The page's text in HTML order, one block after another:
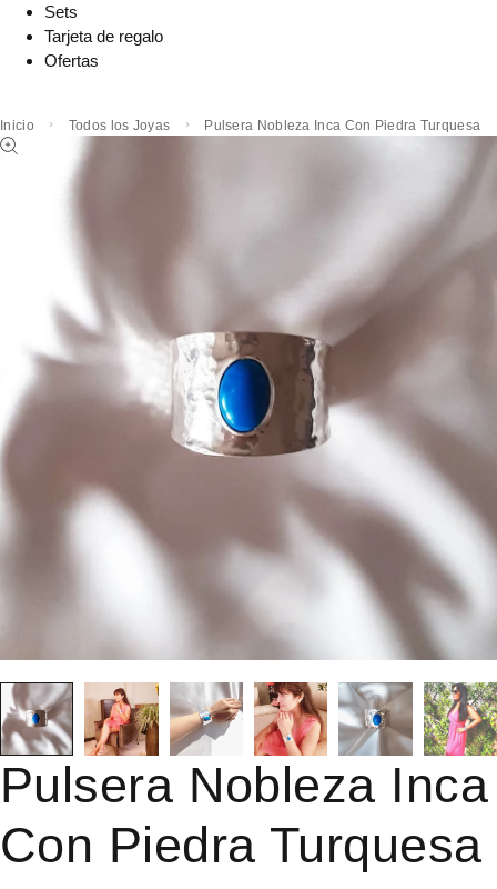
Sets
Tarjeta de regalo
Ofertas
Inicio Todos los Joyas Pulsera Nobleza Inca Con Piedra Turquesa
Pulsera Nobleza Inca
Con Piedra Turquesa